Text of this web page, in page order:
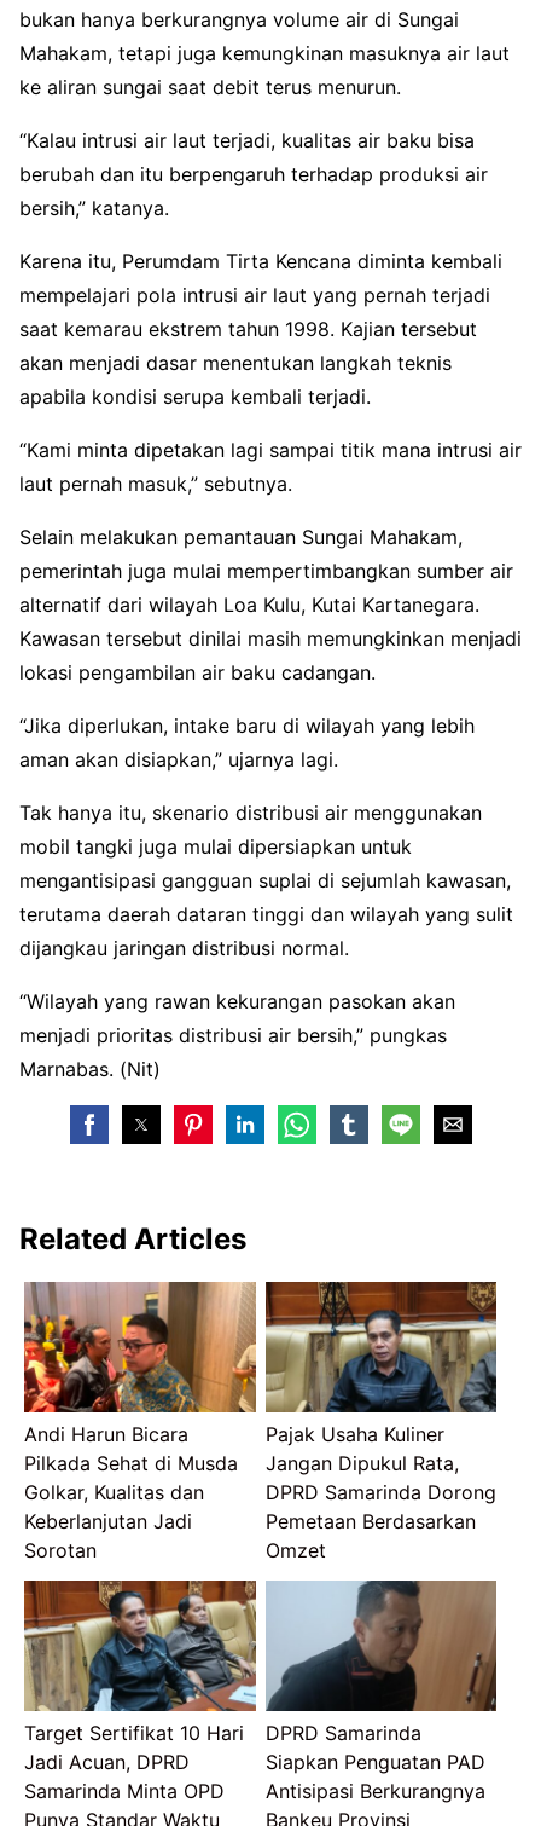
bukan hanya berkurangnya volume air di Sungai
Mahakam, tetapi juga kemungkinan masuknya air laut
ke aliran sungai saat debit terus menurun.
“Kalau intrusi air laut terjadi, kualitas air baku bisa
berubah dan itu berpengaruh terhadap produksi air
bersih,” katanya.
Karena itu, Perumdam Tirta Kencana diminta kembali
mempelajari pola intrusi air laut yang pernah terjadi
saat kemarau ekstrem tahun 1998. Kajian tersebut
akan menjadi dasar menentukan langkah teknis
apabila kondisi serupa kembali terjadi.
“Kami minta dipetakan lagi sampai titik mana intrusi air
laut pernah masuk,” sebutnya.
Selain melakukan pemantauan Sungai Mahakam,
pemerintah juga mulai mempertimbangkan sumber air
alternatif dari wilayah Loa Kulu, Kutai Kartanegara.
Kawasan tersebut dinilai masih memungkinkan menjadi
lokasi pengambilan air baku cadangan.
“Jika diperlukan, intake baru di wilayah yang lebih
aman akan disiapkan,” ujarnya lagi.
Tak hanya itu, skenario distribusi air menggunakan
mobil tangki juga mulai dipersiapkan untuk
mengantisipasi gangguan suplai di sejumlah kawasan,
terutama daerah dataran tinggi dan wilayah yang sulit
dijangkau jaringan distribusi normal.
“Wilayah yang rawan kekurangan pasokan akan
menjadi prioritas distribusi air bersih,” pungkas
Marnabas. (Nit)
Related Articles
Andi Harun Bicara
Pilkada Sehat di Musda
Golkar, Kualitas dan
Keberlanjutan Jadi
Sorotan
Pajak Usaha Kuliner
Jangan Dipukul Rata,
DPRD Samarinda Dorong
Pemetaan Berdasarkan
Omzet
Target Sertifikat 10 Hari
Jadi Acuan, DPRD
Samarinda Minta OPD
Punya Standar Waktu
DPRD Samarinda
Siapkan Penguatan PAD
Antisipasi Berkurangnya
Bankeu Provinsi